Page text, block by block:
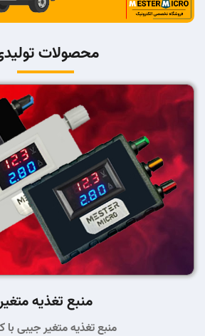
محصولات
منبع تغذیه
منبع تغذیه متغیر جیبی